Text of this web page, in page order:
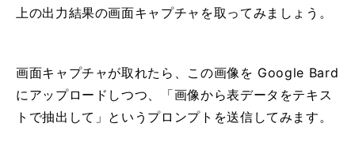
上の出力結果の画面キャプチャを取ってみましょう。
画面キャプチャが取れたら、この画像を Google Bard
にアップロードしつつ、「画像から表データをテキス
トで抽出して」というプロンプトを送信してみます。